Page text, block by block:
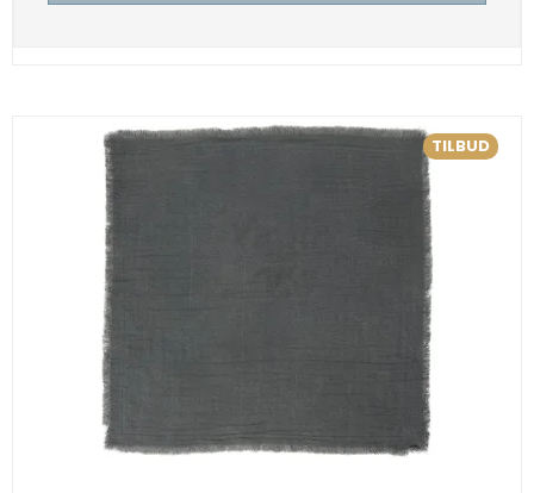
TILBUD